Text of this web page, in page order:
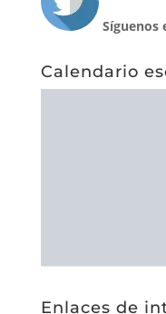
CiberBullying
El acoso escolar
Pantallas amigas
Plan de prevención